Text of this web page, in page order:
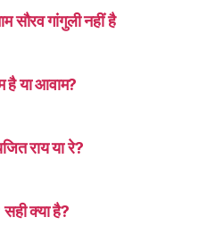
सौरव गांगुली नहीं है
है या आवाम?
राय या रे?
क्या है?